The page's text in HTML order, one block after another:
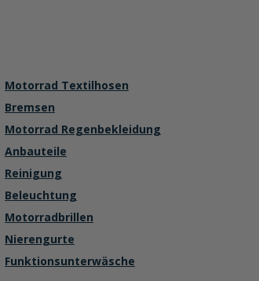
Motorrad Textilhosen
Bremsen
Motorrad Regenbekleidung
Anbauteile
Reinigung
Beleuchtung
Motorradbrillen
Nierengurte
Funktionsunterwäsche